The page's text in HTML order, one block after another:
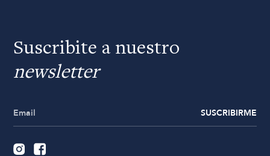
Suscribite a nuestro
newsletter
SUSCRIBIRME